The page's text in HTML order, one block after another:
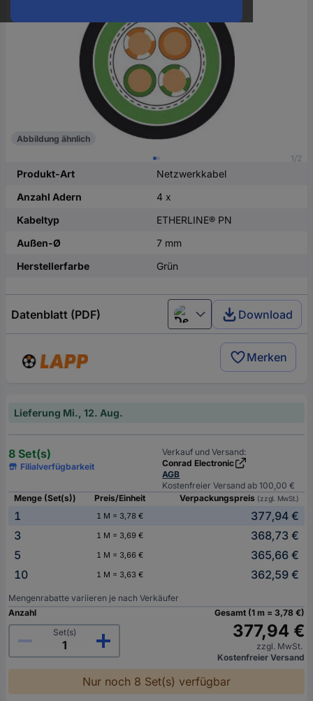
1/2
Abbildung ähnlich
Produkt-Art
Netzwerkkabel
Anzahl Adern
4 x
Kabeltyp
ETHERLINE® PN
Außen-Ø
7 mm
Herstellerfarbe
Grün
Datenblatt (PDF) Deutsch (Deutschland)
Download
Merken
Lieferung Mi., 12. Aug.
8 Set(s)
Filialverfügbarkeit
Verkauf und Versand:
Conrad Electronic
AGB
Kostenfreier Versand ab 100,00 €
Menge (Set(s))
Preis/Einheit Verpackungspreis (zzgl. MwSt.)
1 1 M = 3,78 €
377,94 €
3
1 M = 3,69 €
368,73 €
5
1 M = 3,66 €
365,66 €
10
1 M = 3,63 € 362,59 €
Mengenrabatte variieren je nach Verkäufer
Anzahl
Set(s)
Gesamt (1 m = 3,78 €)
377,94 €
zzgl. MwSt.
Kostenfreier Versand
Nur noch 8 Set(s) verfügbar